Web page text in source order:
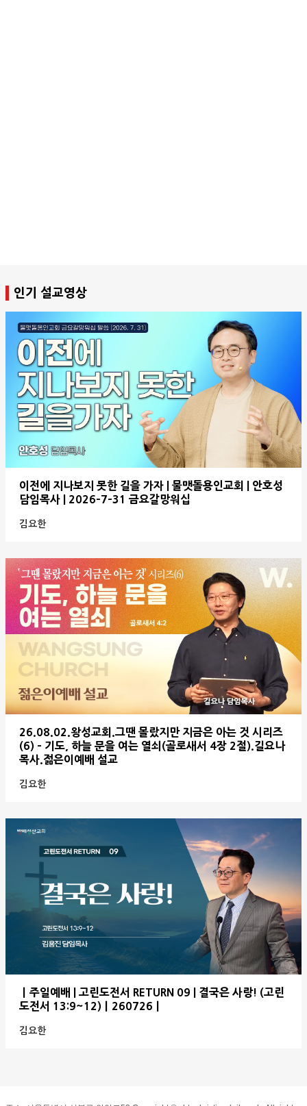
인기 설교영상
이전에 지나보지 못한 길을 가자 | 물맷돌용인교회 | 안호성
담임목사 | 2026-7-31 금요갈망워십
김요한
26.08.02.왕성교회.그땐 몰랐지만 지금은 아는 것 시리즈
(6) - 기도, 하늘 문을 여는 열쇠(골로새서 4장 2절).길요나
목사.젊은이예배 설교
김요한
ㅣ주일예배 | 고린도전서 RETURN 09 | 결국은 사랑! (고린
도전서 13:9~12)ㅣ260726ㅣ
김요한